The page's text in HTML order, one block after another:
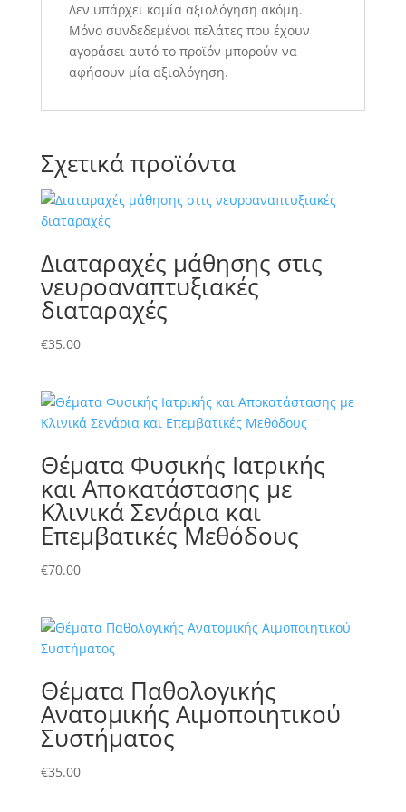
Δεν υπάρχει καμία αξιολόγηση ακόμη.
Μόνο συνδεδεμένοι πελάτες που έχουν
αγοράσει αυτό το προϊόν μπορούν να
αφήσουν μία αξιολόγηση.
Σχετικά προϊόντα
Διαταραχές μάθησης στις
νευροαναπτυξιακές
διαταραχές
€35.00
Θέματα Φυσικής Ιατρικής
και Αποκατάστασης με
Κλινικά Σενάρια και
Επεμβατικές Μεθόδους
€70.00
Θέματα Παθολογικής
Ανατομικής Αιμοποιητικού
Συστήματος
€35.00